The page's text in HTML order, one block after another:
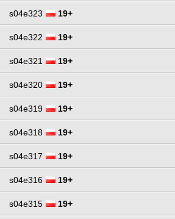
s04e323 19+
s04e322 19+
s04e321 19+
s04e320 19+
s04e319 19+
s04e318 19+
s04e317 19+
s04e316 19+
s04e315 19+